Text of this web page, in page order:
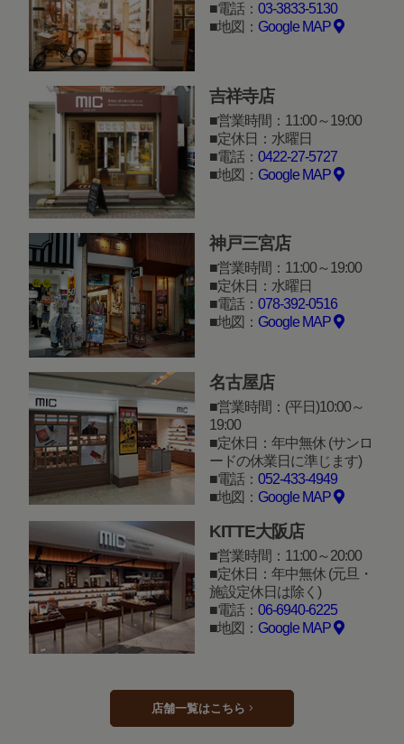
電話： 03-3833-5130
地図： Google MAP
吉祥寺店
営業時間：11:00～19:00
定休日：水曜日
電話： 0422-27-5727
地図： Google MAP
神戸三宮店
営業時間：11:00～19:00
定休日：水曜日
電話： 078-392-0516
地図： Google MAP
名古屋店
営業時間：(平日)10:00～
19:00
定休日：年中無休 (サンロ
ードの休業日に準じます)
電話： 052-433-4949
地図： Google MAP
KITTE大阪店
営業時間：11:00～20:00
定休日：年中無休 (元旦・
施設定休日は除く)
電話： 06-6940-6225
地図： Google MAP
店舗一覧はこちら